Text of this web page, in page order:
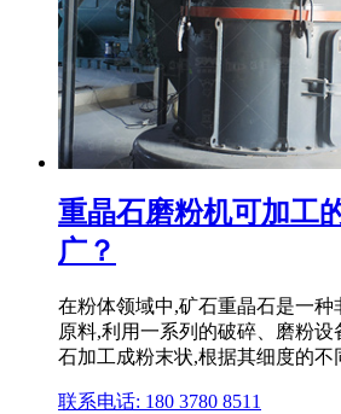
重晶石磨粉机可加工
广？
在粉体领域中,矿石重晶石是一种
原料,利用一系列的破碎、磨粉
石加工成粉末状,根据其细度的不
联系电话: 180 3780 8511